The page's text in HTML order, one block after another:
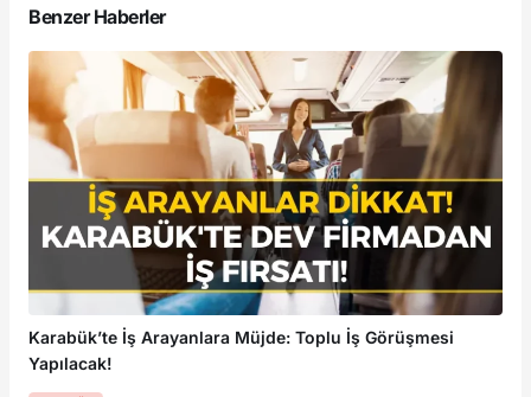
Benzer Haberler
Karabük’te İş Arayanlara Müjde: Toplu İş Görüşmesi
Yapılacak!